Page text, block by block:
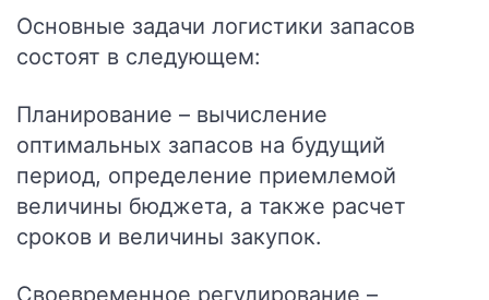
Основные задачи логистики запасов
состоят в следующем:
Планирование – вычисление
оптимальных запасов на будущий
период, определение приемлемой
величины бюджета, а также расчет
сроков и величины закупок.
Своевременное регулирование –